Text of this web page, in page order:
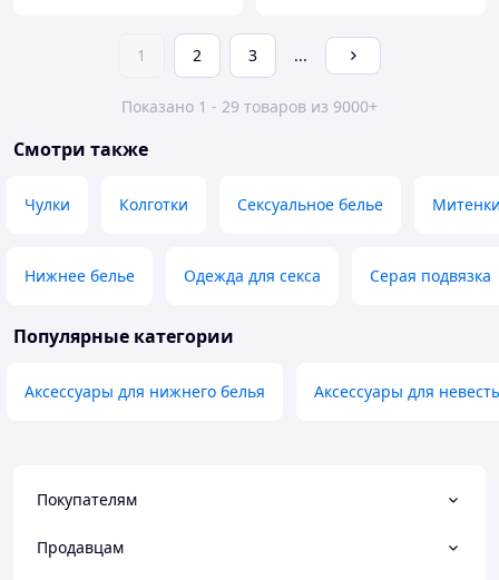
1 2 3 ...
Показано 1 - 29 товаров из 9000+
Смотри также
Чулки Колготки Сексуальное белье
Нижнее белье Одежда для секса Серая подвязка
Популярные категории
Аксессуары для нижнего белья Аксессуары для
Покупателям
Продавцам